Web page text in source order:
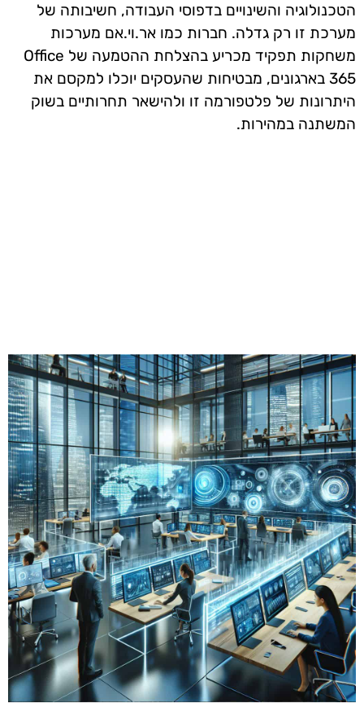
הטכנולוגיה והשינויים בדפוסי העבודה, חשיבותה של
מערכת זו רק גדלה. חברות כמו אר.וי.אם מערכות
משחקות תפקיד מכריע בהצלחת ההטמעה של Office
365 בארגונים, מבטיחות שהעסקים יוכלו למקסם את
היתרונות של פלטפורמה זו ולהישאר תחרותיים בשוק
המשתנה במהירות.